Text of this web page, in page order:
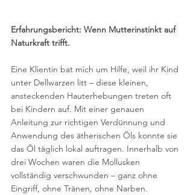
Erfahrungsbericht: Wenn Mutterinstinkt auf
Naturkraft trifft.
Eine Klientin bat mich um Hilfe, weil ihr Kind
unter Dellwarzen litt – diese kleinen,
ansteckenden Hauterhebungen treten oft
bei Kindern auf. Mit einer genauen
Anleitung zur richtigen Verdünnung und
Anwendung des ätherischen Öls konnte sie
das Öl täglich lokal auftragen. Innerhalb von
drei Wochen waren die Mollusken
vollständig verschwunden – ganz ohne
Eingriff, ohne Tränen, ohne Narben.